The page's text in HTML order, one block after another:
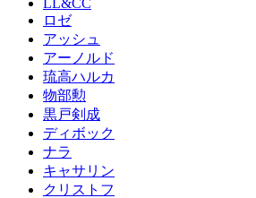
LL&CC
ロゼ
アッシュ
アーノルド
琉高ハルカ
物部勲
黒戸剣成
ディボック
ナラ
キャサリン
クリストフ